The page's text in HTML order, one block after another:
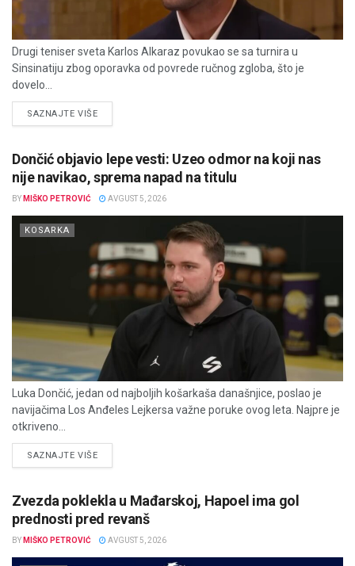
Drugi teniser sveta Karlos Alkaraz povukao se sa turnira u
Sinsinatiju zbog oporavka od povrede ručnog zgloba, što je
dovelo...
SAZNAJTE VIŠEDETAILS
Dončić objavio lepe vesti: Uzeo odmor na koji nas
nije navikao, sprema napad na titulu
BY MIŠKO PETROVIĆ AVGUST 5, 2026
KOSARKA
Luka Dončić, jedan od najboljih košarkaša današnjice, poslao je
navijačima Los Anđeles Lejkersa važne poruke ovog leta. Najpre je
otkriveno...
SAZNAJTE VIŠEDETAILS
Zvezda poklekla u Mađarskoj, Hapoel ima gol
prednosti pred revanš
BY MIŠKO PETROVIĆ AVGUST 5, 2026